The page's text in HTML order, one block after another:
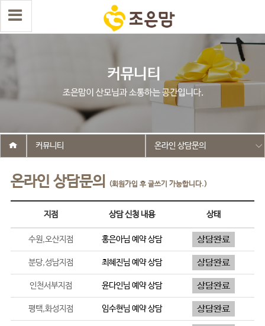
온라인 상담문의 (회원가입 후 글쓰기 가능합니다.)
커뮤니티 온라인 상담문의
지점 상담 신청 내용 상태
수원,오산지점 홍은아님 예약 상담
분당,성남지점 최혜진님 예약 상담
인천서부지점 윤다인님 예약 상담
평택,화성지점 임수현님 예약 상담